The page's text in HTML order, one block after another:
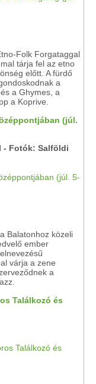
Folk Forgataggal
tárja fel az etno
előtt. A fürdő
a
a Ghymes, a
a Koprive.
(júl.
- Fotók: Salföldi
Balatonhoz közeli
ember
várja a zene
a
Találkozó és